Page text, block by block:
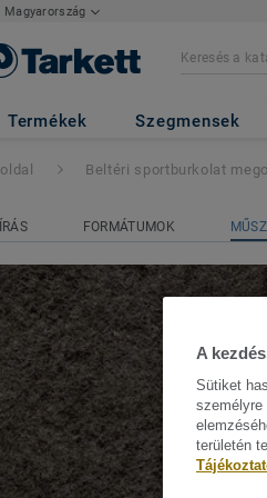
Magyarország
Termékek Szegmensek
PROTECTILES -
Beltéri sportburkolat
FORMÁTUMOK
A
Sütiket
személyre
területén